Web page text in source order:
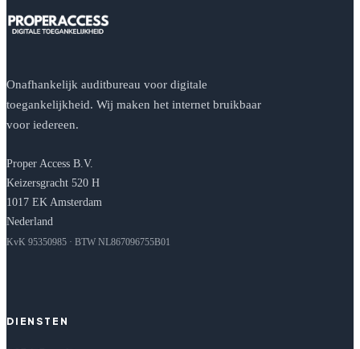
Onafhankelijk auditbureau voor digitale
toegankelijkheid. Wij maken het internet bruikbaar
voor iedereen.
Proper Access B.V.
Keizersgracht 520 H
1017 EK Amsterdam
Nederland
KvK 95350985 · BTW NL867096755B01
DIENSTEN